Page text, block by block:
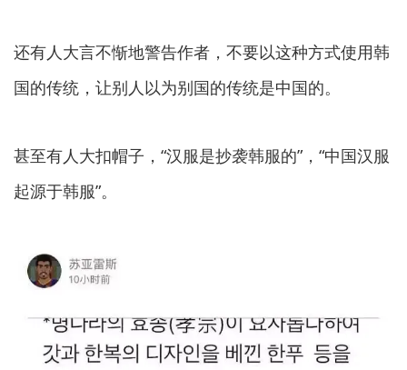
还有人大言不惭地警告作者，不要以这种方式使用韩
国的传统，让别人以为别国的传统是中国的。
甚至有人大扣帽子，“汉服是抄袭韩服的”，“中国汉服
起源于韩服”。